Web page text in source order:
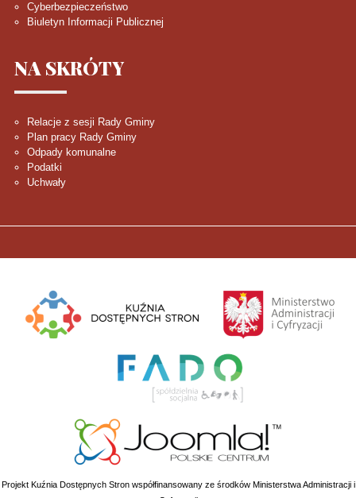
Cyberbezpieczeństwo
Biuletyn Informacji Publicznej
NA SKRÓTY
Relacje z sesji Rady Gminy
Plan pracy Rady Gminy
Odpady komunalne
Podatki
Uchwały
Projekt Kuźnia Dostępnych Stron współfinansowany ze środków Ministerstwa Administracji i